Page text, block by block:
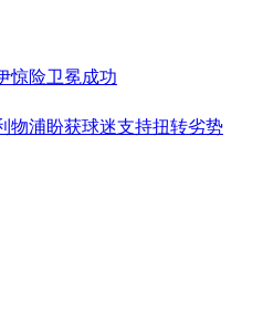
惊险卫冕成功
物浦盼获球迷支持扭转劣势